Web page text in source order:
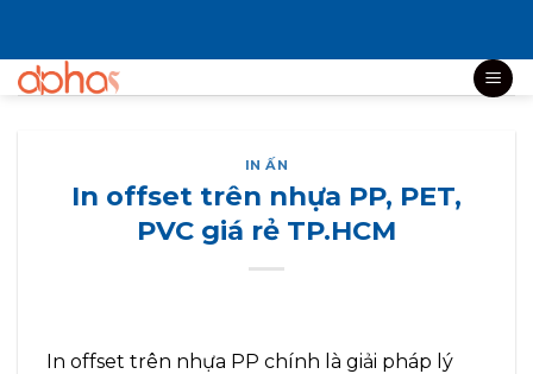
nội
dung
IN ẤN
In offset trên nhựa PP, PET,
PVC giá rẻ TP.HCM
In offset trên nhựa PP chính là giải pháp lý